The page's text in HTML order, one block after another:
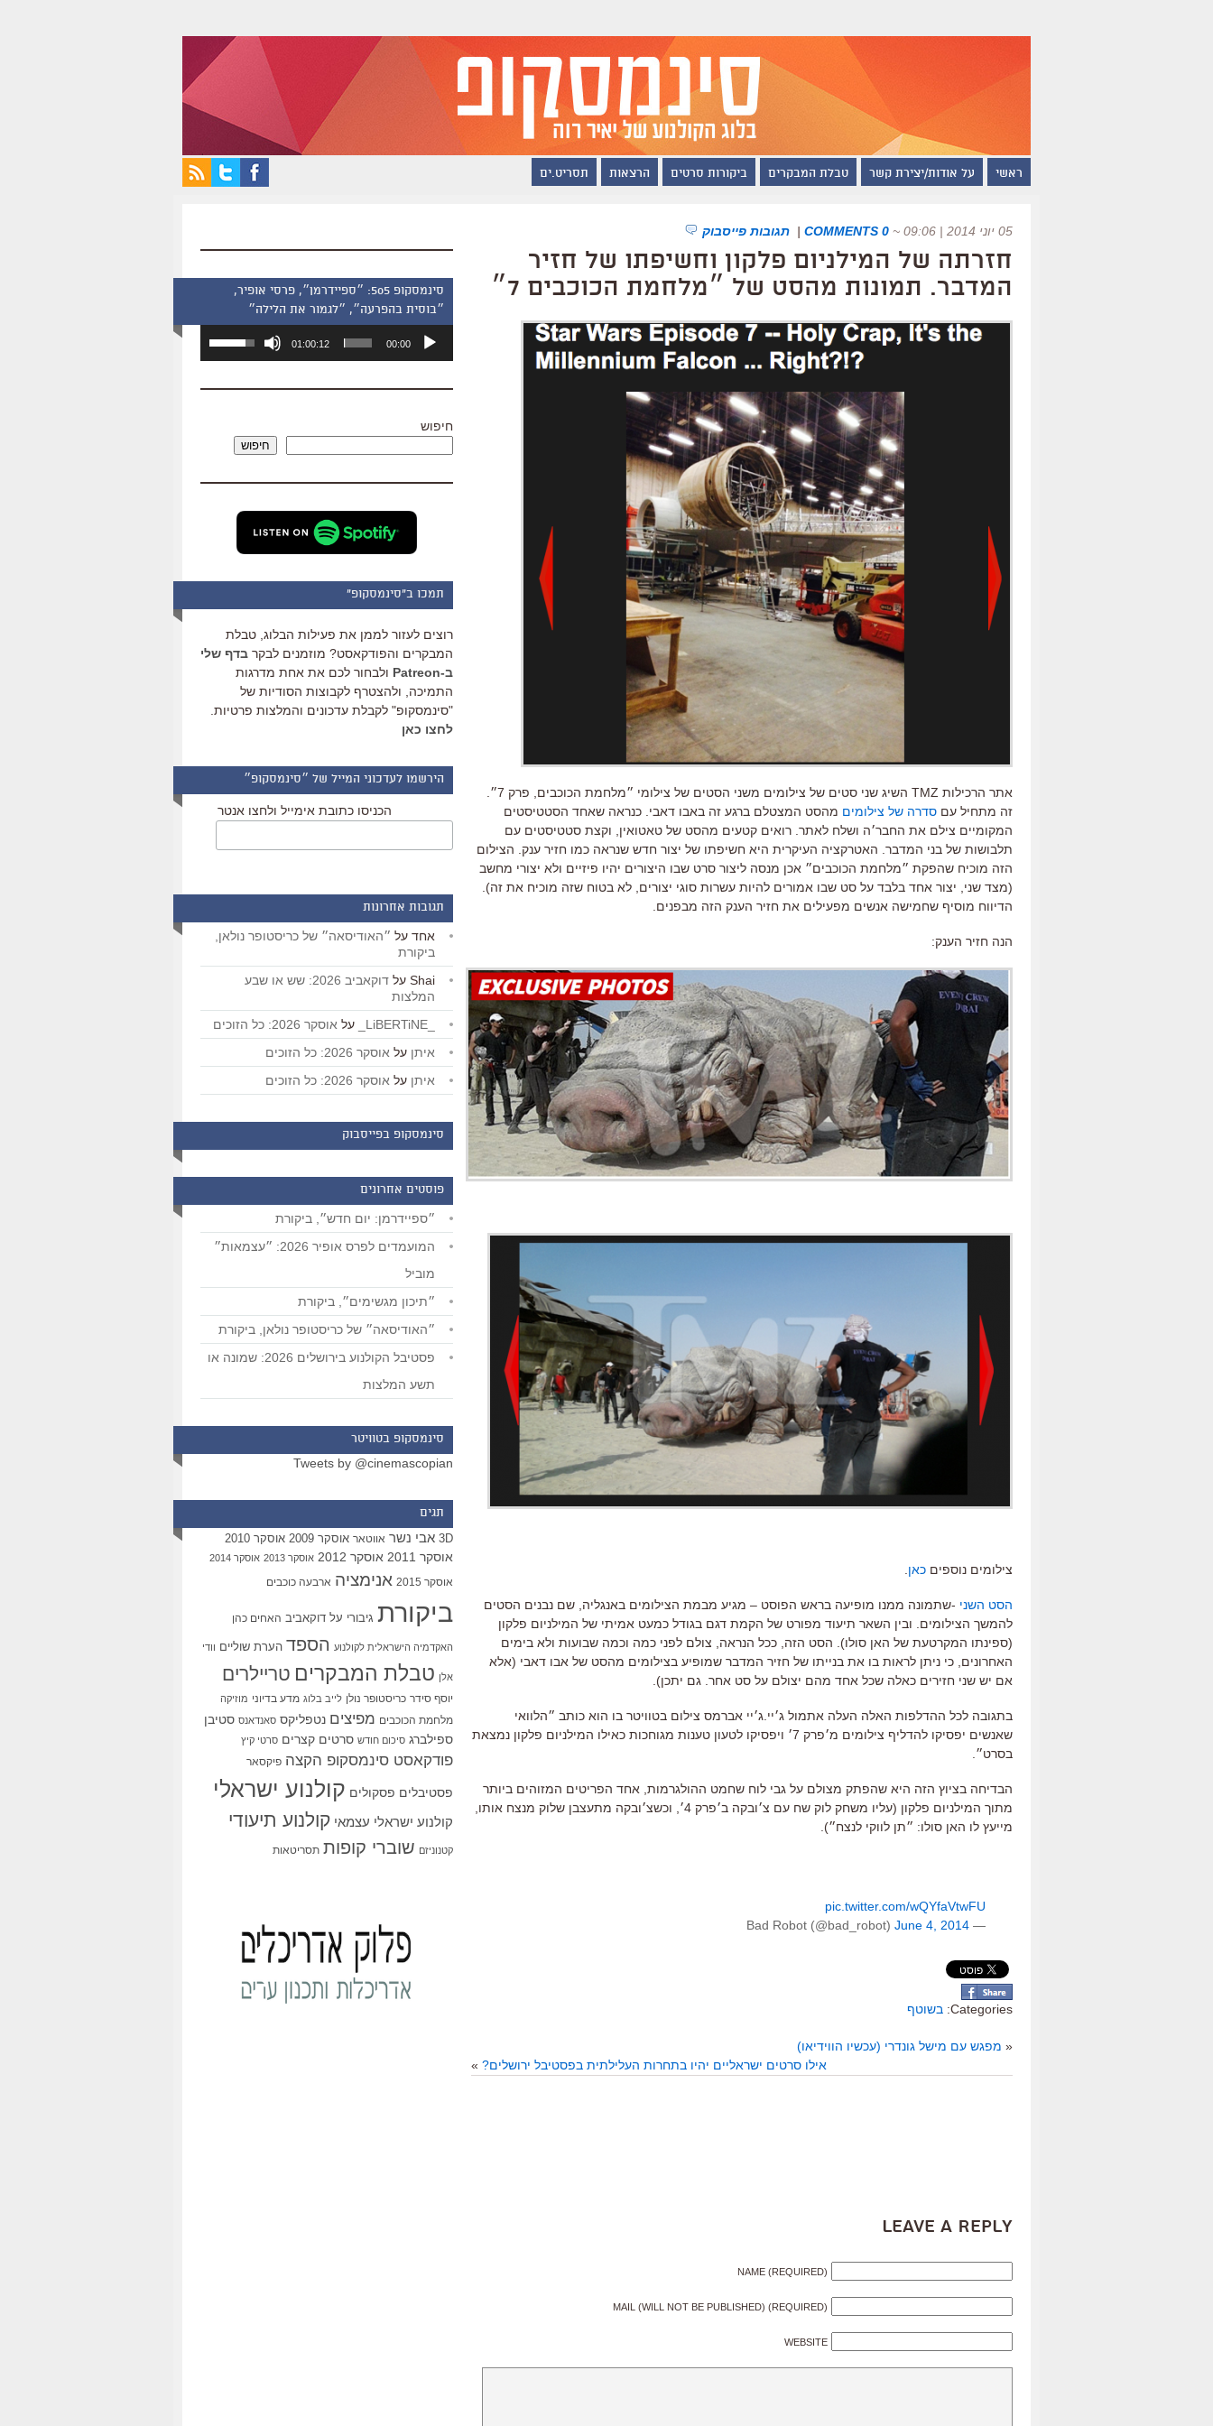
ראשי על אודות/יצירת קשר טבלת המבקרים ביקורות סרטים הרצאות תסריט.ים
05 יוני 2014 | 09:06 ~
0 COMMENTS
| תגובות פייסבוק
חזרתה של המילניום פלקון וחשיפתו של חזיר
המדבר. תמונות מהסט של ״מלחמת הכוכבים 7״
אתר הרכילות TMZ השיג שני סטים של צילומים משני הסטים של צילומי ״מלחמת הכוכבים, פרק 7״.
זה מתחיל עם סדרה של צילומים מהסט המצטלם ברגע זה באבו דאבי. כנראה שאחד הסטטיסטים
המקומיים צילם את החבר׳ה ושלח לאתר. רואים קטעים מהסט של טאטואין, וקצת סטטיסטים עם
תלבושות של בני המדבר. האטרקציה העיקרית היא חשיפתו של יצור חדש שנראה כמו חזיר ענק. הצילום
הזה מוכיח שהפקת ״מלחמת הכוכבים״ אכן מנסה ליצור סרט שבו היצורים יהיו פיזיים ולא יצורי מחשב
(מצד שני, יצור אחד בלבד על סט שבו אמורים להיות עשרות סוגי יצורים, לא בטוח שזה מוכיח את זה).
הדיווח מוסיף שחמישה אנשים מפעילים את חזיר הענק הזה מבפנים.
הנה חזיר הענק:
צילומים נוספים כאן.
הסט השני -שתמונה ממנו מופיעה בראש הפוסט – מגיע מבמת הצילומים באנגליה, שם נבנים הסטים
להמשך הצילומים. ובין השאר תיעוד מפורט של הקמת דגם בגודל כמעט אמיתי של המילניום פלקון
(ספינתו המקרטעת של האן סולו). הסט הזה, ככל הנראה, צולם לפני כמה וכמה שבועות ולא בימים
האחרונים, כי ניתן לראות בו את בנייתו של חזיר המדבר שמופיע בצילומים מהסט של אבו דאבי (אלא
אם יש שני חזירים כאלה שכל אחד מהם יצולם על סט אחר. גם יתכן).
בתגובה לכל ההדלפות האלה העלה אתמול ג׳יי.ג׳יי אברמס צילום בטוויטר בו הוא כותב ״הלוואי
שאנשים יפסיקו להדליף צילומים מ׳פרק 7׳ ויפסיקו לטעון טענות מגוחכות כאילו המילניום פלקון נמצאת
בסרט״.
הבדיחה בציוץ הזה היא שהפתק מצולם על גבי לוח שחמט ההולגרמות, אחד הפריטים המזוהים ביותר
מתוך המילניום פלקון (עליו משחק לוק שח עם צ׳ובקה ב׳פרק 4׳, וכשצ׳ובקה מתעצבן שלוק מנצח אותו,
מייעץ לו האן סולו: ״תן לווקי לנצח״).
pic.twitter.com/wQYfaVtwFU
— Bad Robot (@bad_robot)
June 4, 2014
Categories: בשוטף
« מפגש עם מישל גונדרי (עכשיו הווידיאו)
אילו סרטים ישראליים יהיו בתחרות העלילתית בפסטיבל ירושלים? »
Leave a Reply
NAME (REQUIRED)
MAIL (WILL NOT BE PUBLISHED) (REQUIRED)
WEBSITE
סינמסקופ 505: ״ספיידרמן״, פרסי אופיר,
״בוסית בהפרעה״, ״לגמור את הלילה״
אודיו
00:00
01:00:12
השתמש
כדי
שמע.
חיפוש
חיפוש
תמכו ב"סינמסקופ"
רוצים לעזור לממן את פעילות הבלוג, טבלת
המבקרים והפודקאסט? מוזמנים לבקר בדף שלי
ב-Patreon
ולבחור לכם את אחת מדרגות
התמיכה, ולהצטרף לקבוצות הסודיות של
"סינמסקופ" לקבלת עדכונים והמלצות פרטיות.
לחצו כאן
הירשמו לעדכוני המייל של ״סינמסקופ״
הכניסו כתובת אימייל ולחצו אנטר
תגובות אחרונות
אחד על ״האודיסאה״ של כריסטופר נולאן,
ביקורת
Shai על
דוקאביב 2026: שש או שבע
המלצות
על אוסקר 2026: כל הזוכים
איתן על אוסקר 2026: כל הזוכים
איתן על אוסקר 2026: כל הזוכים
סינמסקופ בפייסבוק
פוסטים אחרונים
״ספיידרמן: יום חדש״, ביקורת
המועמדים לפרס אופיר 2026: ״עצמאות״
מוביל
״תיכון מגשימים״, ביקורת
״האודיסאה״ של כריסטופר נולאן, ביקורת
פסטיבל הקולנוע בירושלים 2026: שמונה או
תשע המלצות
סינמסקופ בטוויטר
Tweets by @cinemascopian
תגים
3D אבי נשר אווטאר אוסקר 2009 אוסקר 2010
אוסקר 2011 אוסקר 2012 אוסקר 2013 אוסקר 2014
אוסקר 2015 אנימציה ארבעה כוכבים
ביקורת גיבורי על דוקאביב האחים כהן
האקדמיה הישראלית לקולנוע הספד הערת שוליים וודי
אלן טבלת המבקרים טריילרים
יוסף סידר כריסטופר נולן לייב בלוג מדע בדיוני מוזיקה
מלחמת הכוכבים מפיצים נטפליקס סאנדאנס סטיבן
ספילברג סיכום חודש סרטים קצרים סרטי קיץ
פודקאסט סינמסקופ הקצה פיקסאר
פסטיבלים פסקולים קולנוע ישראלי
קולנוע ישראלי עצמאי קולנוע תיעודי
קטנוניזם שוברי קופות תסריטאות